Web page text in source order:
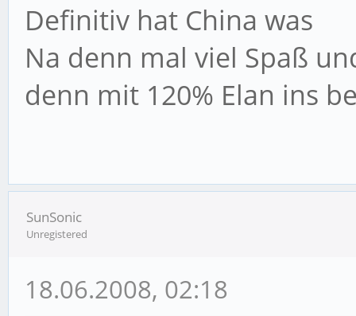
Definitiv hat China was
Na denn mal viel Spaß
denn mit 120% Elan ins
SunSonic
Unregistered
18.06.2008, 02:18